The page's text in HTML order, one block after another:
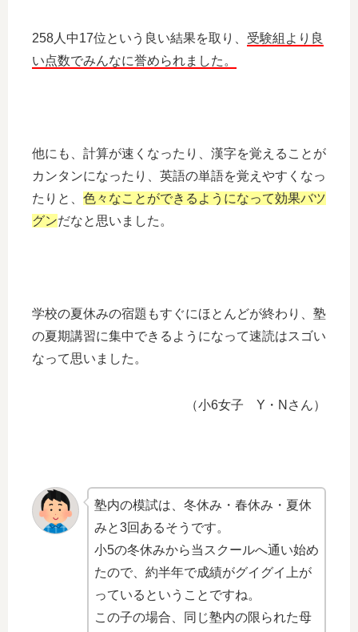
258人中17位という良い結果を取り、 受験組より良
い点数でみんなに誉められました。
他にも、計算が速くなったり、漢字を覚えることが
カンタンになったり、英語の単語を覚えやすくなっ
たりと、 色々なことができるようになって効果バツ
グンだなと思いました。
学校の夏休みの宿題もすぐにほとんどが終わり、塾
の夏期講習に集中できるようになって速読はスゴい
なって思いました。
（小6女子 Y・Nさん）
塾内の模試は、冬休み・春休み・夏休
みと3回あるそうです。
小5の冬休みから当スクールへ通い始め
たので、約半年で成績がグイグイ上が
っているということですね。
この子の場合、同じ塾内の限られた母